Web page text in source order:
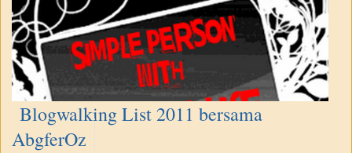
Blogwalking List 2011 bersama
AbgferOz